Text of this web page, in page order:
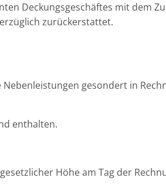
Deckungsgeschäftes mit dem
zurückerstattet.
gesondert in
enthalten.
Höhe am Tag der